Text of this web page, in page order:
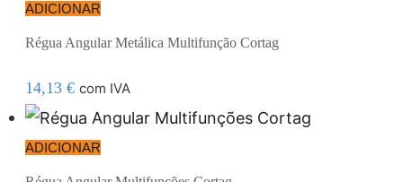
ADICIONAR
Régua Angular Metálica Multifunção Cortag
14,13 € com IVA
ADICIONAR